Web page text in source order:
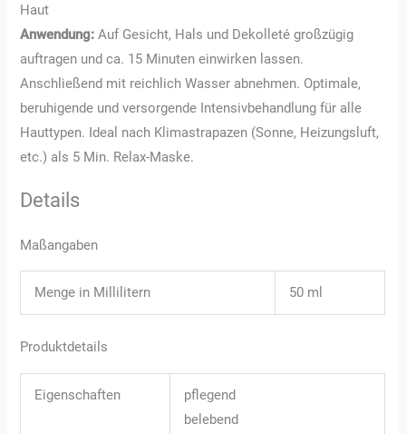
Haut
Anwendung:Auf Gesicht, Hals und Dekolleté großzügig
auftragen und ca. 15 Minuten einwirken lassen.
Anschließend mit reichlich Wasser abnehmen. Optimale,
beruhigende und versorgende Intensivbehandlung für alle
Hauttypen. Ideal nach Klimastrapazen (Sonne, Heizungsluft,
etc.) als 5 Min. Relax-Maske.
Details
Maßangaben
Menge in Millilitern 50 ml
Produktdetails
Eigenschaften
pflegend
belebend